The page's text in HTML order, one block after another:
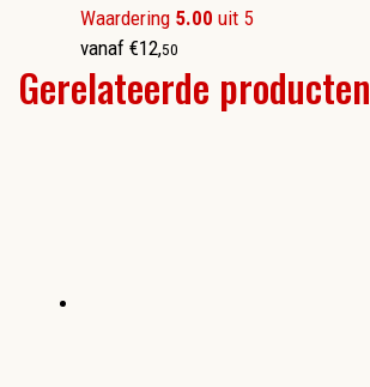
Waardering 5.00 uit 5
vanaf €12,50
Gerelateerde producten